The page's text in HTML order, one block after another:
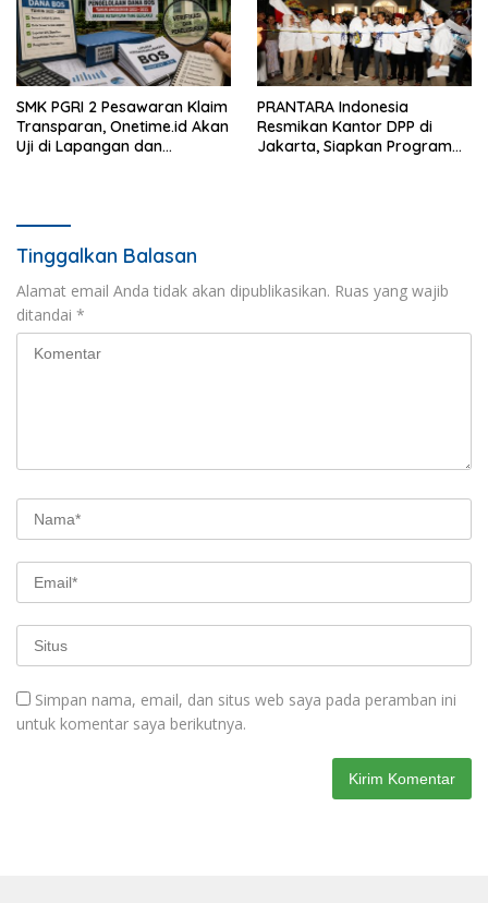
SMK PGRI 2 Pesawaran Klaim
Transparan, Onetime.id Akan
Uji di Lapangan dan
PRANTARA Indonesia
Resmikan Kantor DPP di
Jakarta, Siapkan Program
Tinggalkan Balasan
Alamat email Anda tidak akan dipublikasikan. Ruas yang wajib
ditandai *
Simpan nama, email, dan situs web saya pada peramban ini
untuk komentar saya berikutnya.